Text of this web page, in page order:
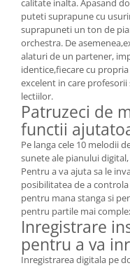
puteti suprapune cu
suprapuneti un ton de
orchestra. De
alaturi de un partener,
identice,fiecare cu
excelent in care
lectiilor.
Patruzeci de
functii
Pe langa cele 10 melodii
sunete ale pianului
Pentru a va ajuta sa le
posibilitatea de a
pentru mana stanga si
pentru partile mai
Inregistrare
pentru a va
Inregistrarea digitala pe